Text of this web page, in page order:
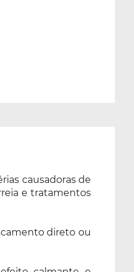
causadoras de
e tratamentos
direto ou